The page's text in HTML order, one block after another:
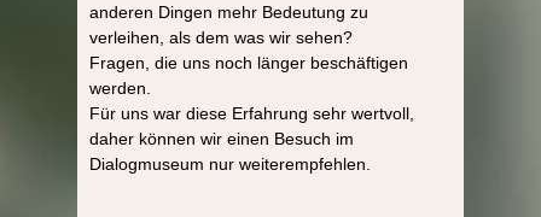
anderen Dingen mehr Bedeutung zu
verleihen, als dem was wir sehen?
Fragen, die uns noch länger beschäftigen
werden.
Für uns war diese Erfahrung sehr wertvoll,
daher können wir einen Besuch im
Dialogmuseum nur weiterempfehlen.